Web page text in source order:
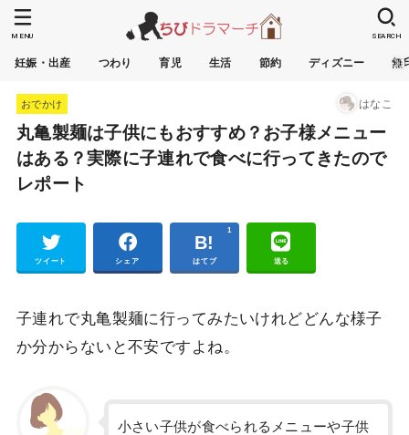
妊娠・出産 つわり 育児 生活 節約 ディズニー 無
SEARCH
MENU
おでかけ はなこ
丸亀製麺は子供にもおすすめ？お子様メニュー
はある？実際に子連れで食べに行ってきたので
レポート
ツイート シェア はてブ
1
送る
子連れで丸亀製麺に行ってみたいけれどどんな様子
か分からないと不安ですよね。
小さい子供が食べられるメニューや子供